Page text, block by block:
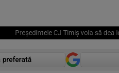
Președintele CJ Timiș voia să dea
preferată